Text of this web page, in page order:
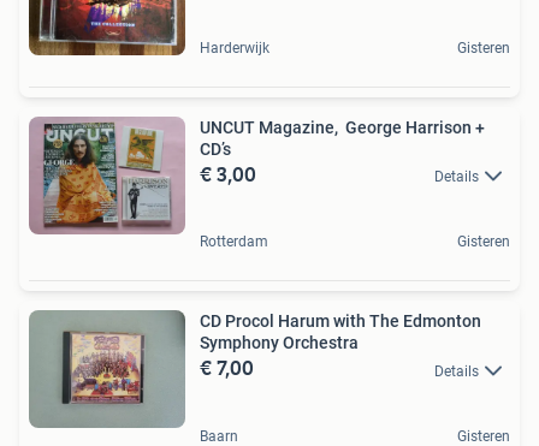
Harderwijk Gisteren
UNCUT Magazine, George Harrison +
CD’s
€ 3,00 Details
Rotterdam Gisteren
CD Procol Harum with The Edmonton
Symphony Orchestra
€ 7,00 Details
Baarn Gisteren